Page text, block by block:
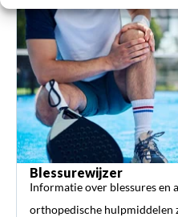
Blessurewijzer
Informatie over blessures en
orthopedische hulpmiddelen